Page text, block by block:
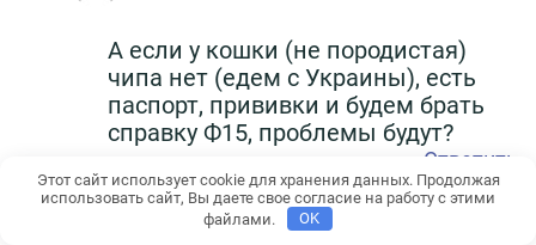
А если у кошки (не породистая)
чипа нет (едем с Украины), есть
паспорт, прививки и будем брать
справку Ф15, проблемы будут?
Ответить
Анна 26.12.2021 г.
Этот сайт использует cookie для хранения данных. Продолжая
использовать сайт, Вы даете свое согласие на работу с этими
файлами.
OK